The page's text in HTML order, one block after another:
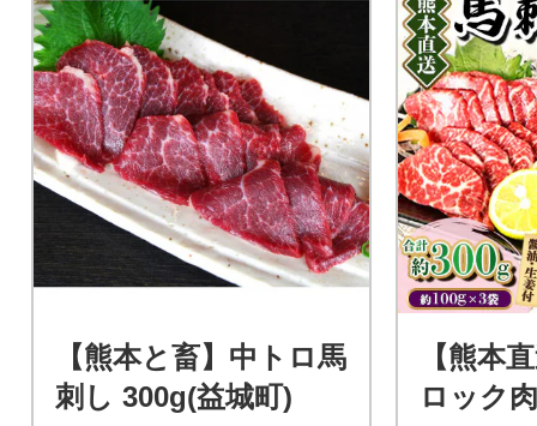
【熊本と畜】中トロ馬
刺し 300g(益城町)
【熊本
ロック